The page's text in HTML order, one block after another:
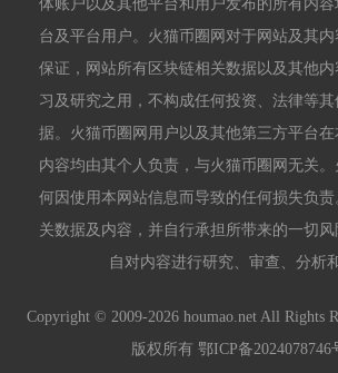
体账户以及其他平台和用户发布的所有内
台及平台用户。火猫币圈网对于网站及其
保证，网站所有区块链相关数据以及其他
习及研究之用，不构成任何投资、法律等
据。火猫币圈网用户以及其他第三方平台
内容均由其个人负责，与火猫币圈网无关
何因使用本网站信息而导致的任何损失负
关数据及内容，并自行承担所带来的一切
自对内容进行研究、审查、分析
Copyright © 2009-2026 houmao.net All Rights
版权所有 鄂ICP备2024078746